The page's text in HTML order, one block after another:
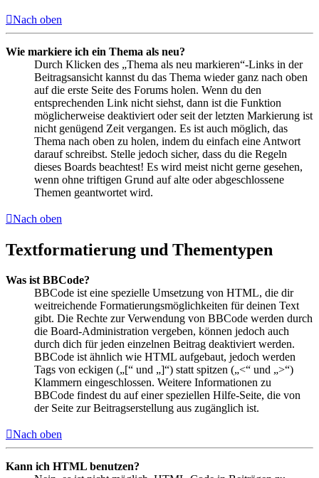
Nach oben
Wie markiere ich ein Thema als neu?
Durch Klicken des „Thema als neu markieren“-Links in der
Beitragsansicht kannst du das Thema wieder ganz nach oben
auf die erste Seite des Forums holen. Wenn du den
entsprechenden Link nicht siehst, dann ist die Funktion
möglicherweise deaktiviert oder seit der letzten Markierung ist
nicht genügend Zeit vergangen. Es ist auch möglich, das
Thema nach oben zu holen, indem du einfach eine Antwort
darauf schreibst. Stelle jedoch sicher, dass du die Regeln
dieses Boards beachtest! Es wird meist nicht gerne gesehen,
wenn ohne triftigen Grund auf alte oder abgeschlossene
Themen geantwortet wird.
Nach oben
Textformatierung und Thementypen
Was ist BBCode?
BBCode ist eine spezielle Umsetzung von HTML, die dir
weitreichende Formatierungsmöglichkeiten für deinen Text
gibt. Die Rechte zur Verwendung von BBCode werden durch
die Board-Administration vergeben, können jedoch auch
durch dich für jeden einzelnen Beitrag deaktiviert werden.
BBCode ist ähnlich wie HTML aufgebaut, jedoch werden
Tags von eckigen („[“ und „]“) statt spitzen („<“ und „>“)
Klammern eingeschlossen. Weitere Informationen zu
BBCode findest du auf einer speziellen Hilfe-Seite, die von
der Seite zur Beitragserstellung aus zugänglich ist.
Nach oben
Kann ich HTML benutzen?